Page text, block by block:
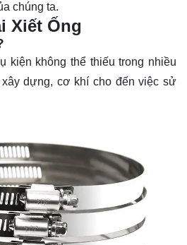
chúng ta.
Xiết Ống
kiện không thể thiếu trong nhiều
dựng, cơ khí cho đến việc sử